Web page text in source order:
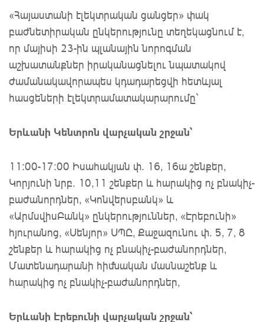
«Հայաստանի էլեկտրական ցանցեր» փակ
բաժնետիրական ընկերությունը տեղեկացնում է,
որ մայիսի 23-ին պլանային նորոգման
աշխատանքներ իրականացնելու նպատակով
ժամանակավորապես կդադարեցվի հետևյալ
հասցեների էլեկտրամատակարարումը`
Երևանի Կենտրոն վարչական շրջան՝
11:00-17:00 Իսահակյան փ. 16, 16ա շենքեր,
Կորյունի նրբ․ 10,11 շենքեր և հարակից ոչ բնակիչ-
բաժանորդներ, «Կոնվերսբանկ» և
«ԱրմսվիսԲանկ» ընկերություններ, «Էրեբունի»
հյուրանոց, «Սենյոր» ՍՊԸ, Քաջազունու փ. 5, 7, 8
շենքեր և հարակից ոչ բնակիչ-բաժանորդներ,
Մատենադարանի հիմնական մասնաշենք և
հարակից ոչ բնակիչ-բաժանորդներ,
Երևանի Էրեբունի վարչական շրջան՝